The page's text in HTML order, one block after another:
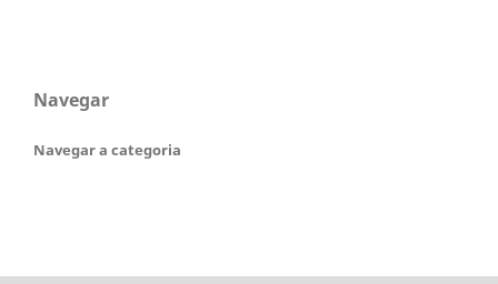
Navegar
Navegar a categoria